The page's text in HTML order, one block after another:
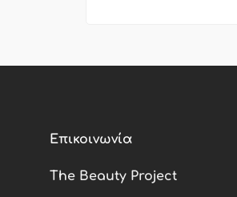
Επικοινωνία
The Beauty Project